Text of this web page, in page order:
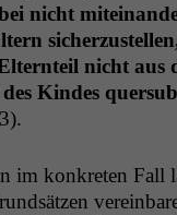
nicht
nicht aus
des Kindes
im konkreten Fall